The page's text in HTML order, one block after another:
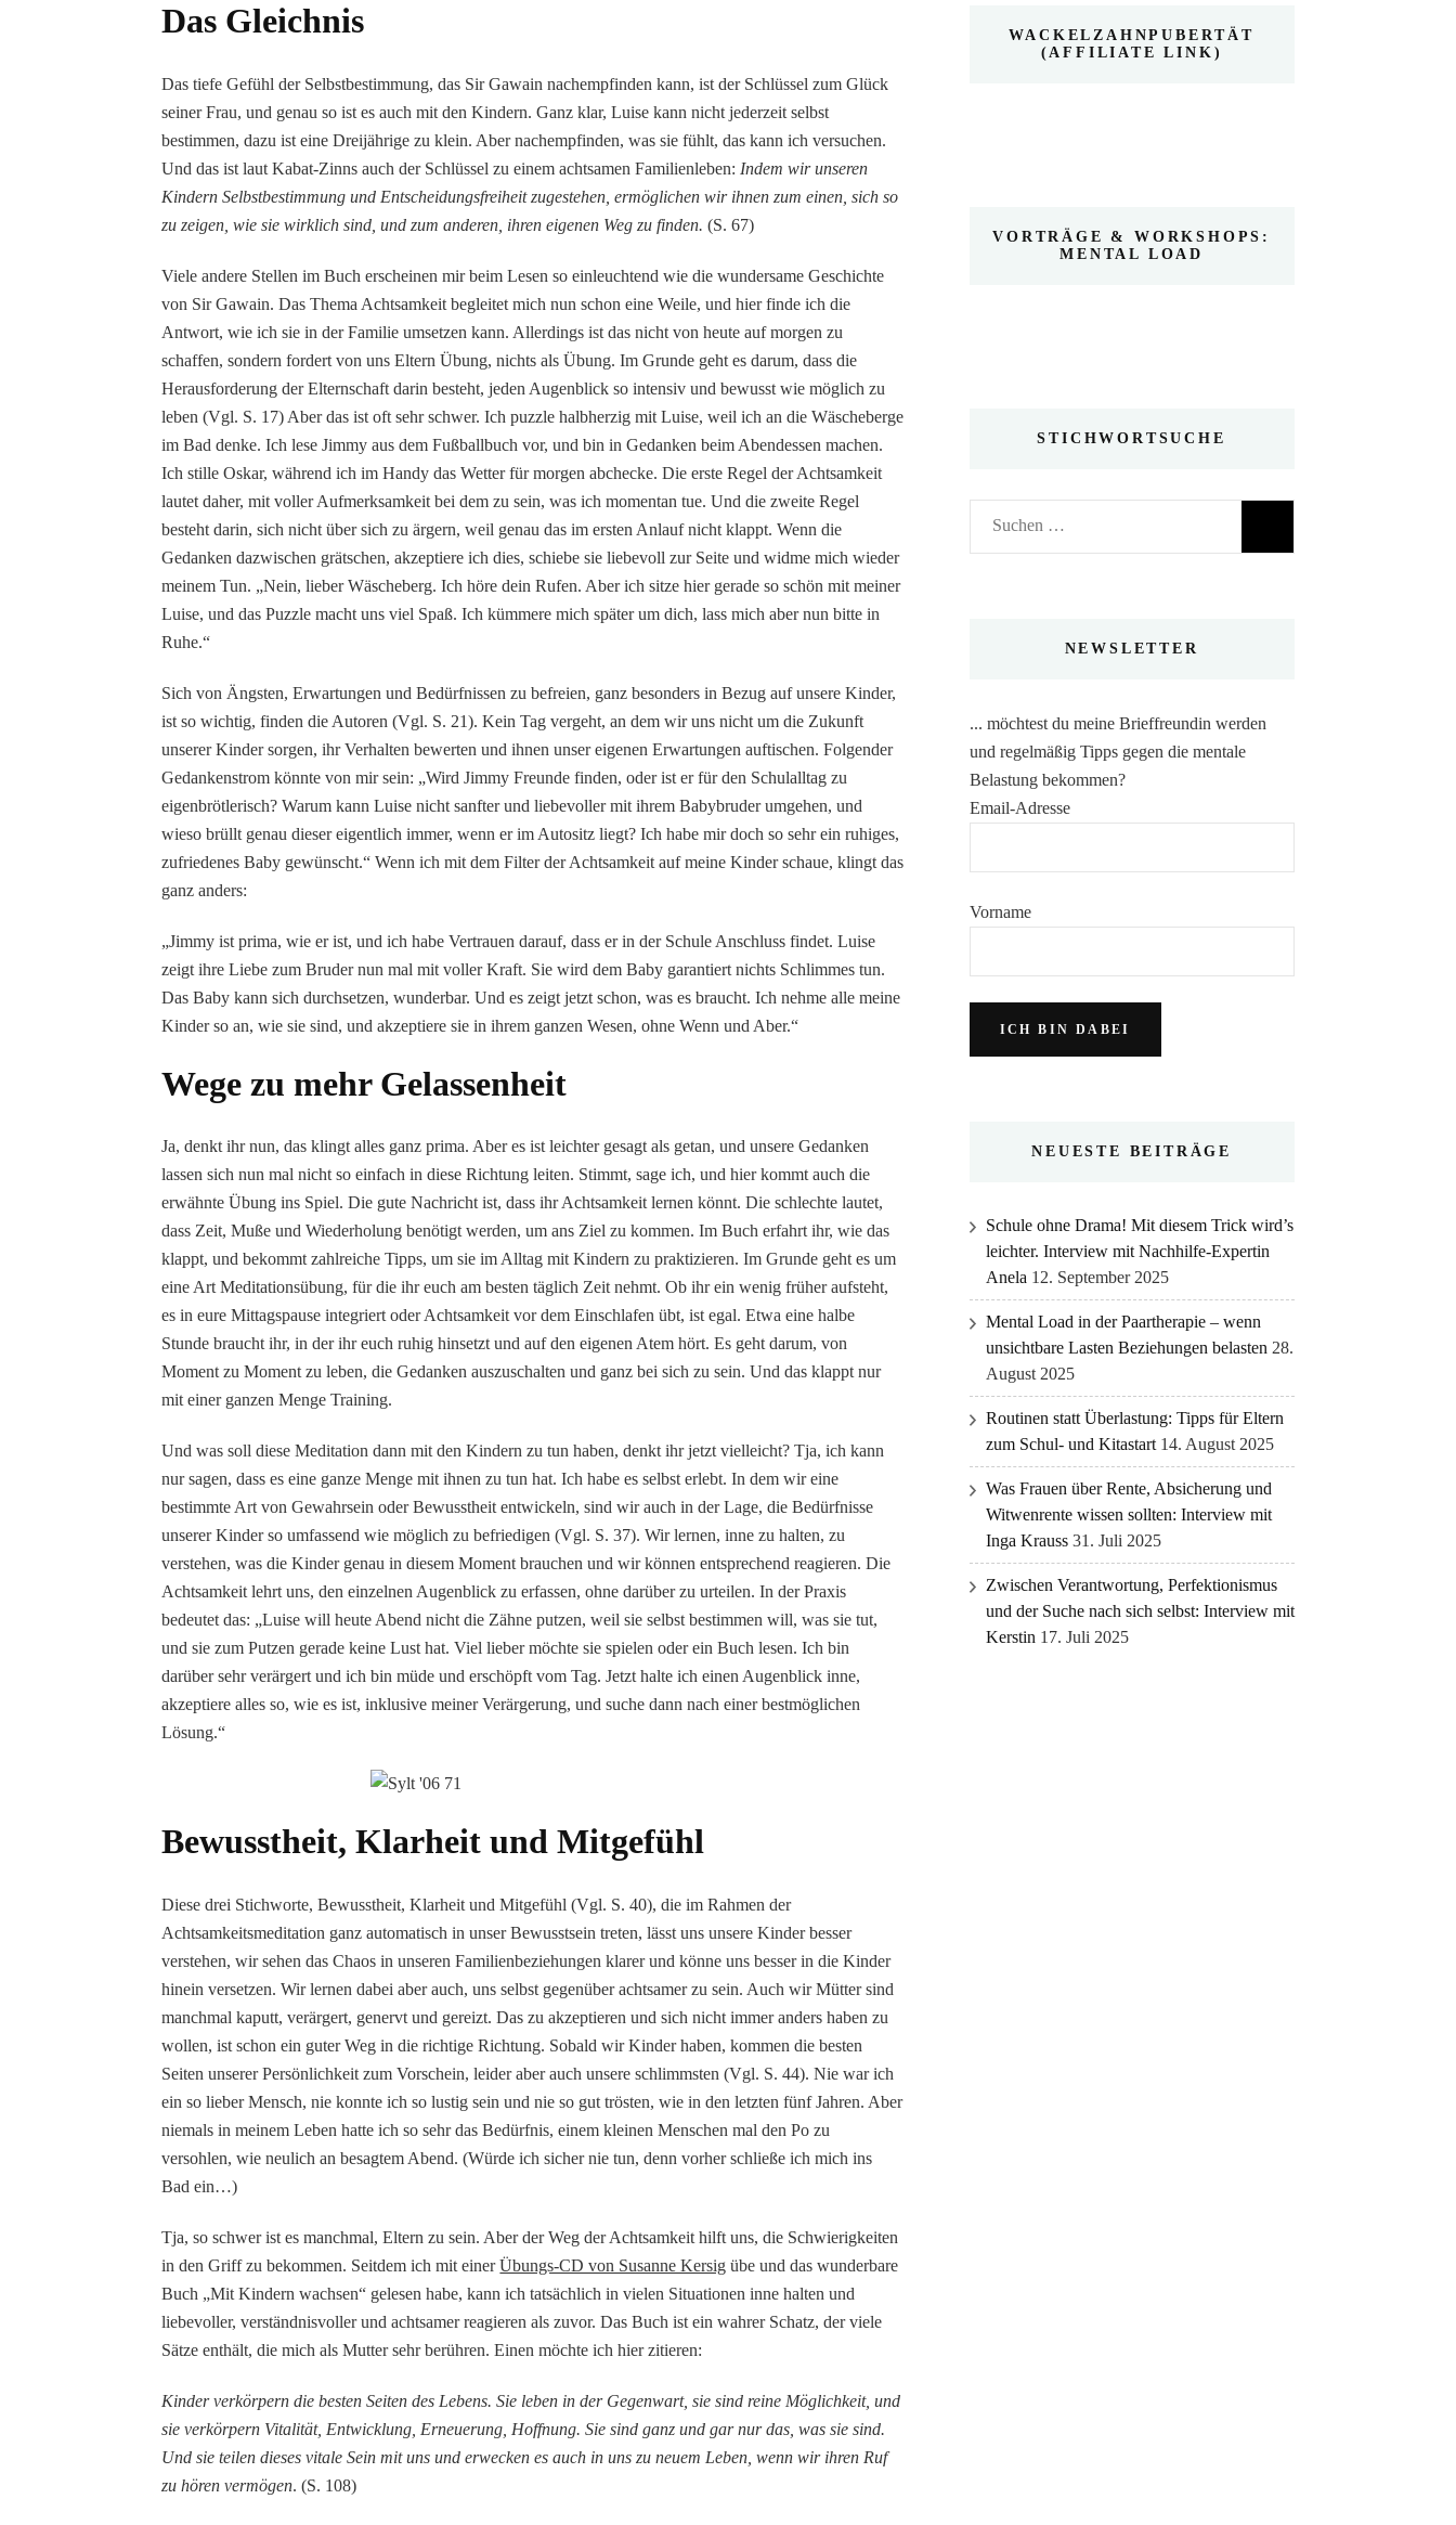
Das Gleichnis
Das tiefe Gefühl der Selbstbestimmung, das Sir Gawain nachempfinden kann, ist der Schlüssel zum Glück
seiner Frau, und genau so ist es auch mit den Kindern. Ganz klar, Luise kann nicht jederzeit selbst
bestimmen, dazu ist eine Dreijährige zu klein. Aber nachempfinden, was sie fühlt, das kann ich versuchen.
Und das ist laut Kabat-Zinns auch der Schlüssel zu einem achtsamen Familienleben: Indem wir unseren
Kindern Selbstbestimmung und Entscheidungsfreiheit zugestehen, ermöglichen wir ihnen zum einen, sich so
zu zeigen, wie sie wirklich sind, und zum anderen, ihren eigenen Weg zu finden. (S. 67)
Viele andere Stellen im Buch erscheinen mir beim Lesen so einleuchtend wie die wundersame Geschichte
von Sir Gawain. Das Thema Achtsamkeit begleitet mich nun schon eine Weile, und hier finde ich die
Antwort, wie ich sie in der Familie umsetzen kann. Allerdings ist das nicht von heute auf morgen zu
schaffen, sondern fordert von uns Eltern Übung, nichts als Übung. Im Grunde geht es darum, dass die
Herausforderung der Elternschaft darin besteht, jeden Augenblick so intensiv und bewusst wie möglich zu
leben (Vgl. S. 17) Aber das ist oft sehr schwer. Ich puzzle halbherzig mit Luise, weil ich an die Wäscheberge
im Bad denke. Ich lese Jimmy aus dem Fußballbuch vor, und bin in Gedanken beim Abendessen machen.
Ich stille Oskar, während ich im Handy das Wetter für morgen abchecke. Die erste Regel der Achtsamkeit
lautet daher, mit voller Aufmerksamkeit bei dem zu sein, was ich momentan tue. Und die zweite Regel
besteht darin, sich nicht über sich zu ärgern, weil genau das im ersten Anlauf nicht klappt. Wenn die
Gedanken dazwischen grätschen, akzeptiere ich dies, schiebe sie liebevoll zur Seite und widme mich wieder
meinem Tun. „Nein, lieber Wäscheberg. Ich höre dein Rufen. Aber ich sitze hier gerade so schön mit meiner
Luise, und das Puzzle macht uns viel Spaß. Ich kümmere mich später um dich, lass mich aber nun bitte in
Ruhe.“
Sich von Ängsten, Erwartungen und Bedürfnissen zu befreien, ganz besonders in Bezug auf unsere Kinder,
ist so wichtig, finden die Autoren (Vgl. S. 21). Kein Tag vergeht, an dem wir uns nicht um die Zukunft
unserer Kinder sorgen, ihr Verhalten bewerten und ihnen unser eigenen Erwartungen auftischen. Folgender
Gedankenstrom könnte von mir sein: „Wird Jimmy Freunde finden, oder ist er für den Schulalltag zu
eigenbrötlerisch? Warum kann Luise nicht sanfter und liebevoller mit ihrem Babybruder umgehen, und
wieso brüllt genau dieser eigentlich immer, wenn er im Autositz liegt? Ich habe mir doch so sehr ein ruhiges,
zufriedenes Baby gewünscht.“ Wenn ich mit dem Filter der Achtsamkeit auf meine Kinder schaue, klingt das
ganz anders:
„Jimmy ist prima, wie er ist, und ich habe Vertrauen darauf, dass er in der Schule Anschluss findet. Luise
zeigt ihre Liebe zum Bruder nun mal mit voller Kraft. Sie wird dem Baby garantiert nichts Schlimmes tun.
Das Baby kann sich durchsetzen, wunderbar. Und es zeigt jetzt schon, was es braucht. Ich nehme alle meine
Kinder so an, wie sie sind, und akzeptiere sie in ihrem ganzen Wesen, ohne Wenn und Aber.“
Wege zu mehr Gelassenheit
Ja, denkt ihr nun, das klingt alles ganz prima. Aber es ist leichter gesagt als getan, und unsere Gedanken
lassen sich nun mal nicht so einfach in diese Richtung leiten. Stimmt, sage ich, und hier kommt auch die
erwähnte Übung ins Spiel. Die gute Nachricht ist, dass ihr Achtsamkeit lernen könnt. Die schlechte lautet,
dass Zeit, Muße und Wiederholung benötigt werden, um ans Ziel zu kommen. Im Buch erfahrt ihr, wie das
klappt, und bekommt zahlreiche Tipps, um sie im Alltag mit Kindern zu praktizieren. Im Grunde geht es um
eine Art Meditationsübung, für die ihr euch am besten täglich Zeit nehmt. Ob ihr ein wenig früher aufsteht,
es in eure Mittagspause integriert oder Achtsamkeit vor dem Einschlafen übt, ist egal. Etwa eine halbe
Stunde braucht ihr, in der ihr euch ruhig hinsetzt und auf den eigenen Atem hört. Es geht darum, von
Moment zu Moment zu leben, die Gedanken auszuschalten und ganz bei sich zu sein. Und das klappt nur
mit einer ganzen Menge Training.
Und was soll diese Meditation dann mit den Kindern zu tun haben, denkt ihr jetzt vielleicht? Tja, ich kann
nur sagen, dass es eine ganze Menge mit ihnen zu tun hat. Ich habe es selbst erlebt. In dem wir eine
bestimmte Art von Gewahrsein oder Bewusstheit entwickeln, sind wir auch in der Lage, die Bedürfnisse
unserer Kinder so umfassend wie möglich zu befriedigen (Vgl. S. 37). Wir lernen, inne zu halten, zu
verstehen, was die Kinder genau in diesem Moment brauchen und wir können entsprechend reagieren. Die
Achtsamkeit lehrt uns, den einzelnen Augenblick zu erfassen, ohne darüber zu urteilen. In der Praxis
bedeutet das: „Luise will heute Abend nicht die Zähne putzen, weil sie selbst bestimmen will, was sie tut,
und sie zum Putzen gerade keine Lust hat. Viel lieber möchte sie spielen oder ein Buch lesen. Ich bin
darüber sehr verärgert und ich bin müde und erschöpft vom Tag. Jetzt halte ich einen Augenblick inne,
akzeptiere alles so, wie es ist, inklusive meiner Verärgerung, und suche dann nach einer bestmöglichen
Lösung.“
Bewusstheit, Klarheit und Mitgefühl
Diese drei Stichworte, Bewusstheit, Klarheit und Mitgefühl (Vgl. S. 40), die im Rahmen der
Achtsamkeitsmeditation ganz automatisch in unser Bewusstsein treten, lässt uns unsere Kinder besser
verstehen, wir sehen das Chaos in unseren Familienbeziehungen klarer und könne uns besser in die Kinder
hinein versetzen. Wir lernen dabei aber auch, uns selbst gegenüber achtsamer zu sein. Auch wir Mütter sind
manchmal kaputt, verärgert, genervt und gereizt. Das zu akzeptieren und sich nicht immer anders haben zu
wollen, ist schon ein guter Weg in die richtige Richtung. Sobald wir Kinder haben, kommen die besten
Seiten unserer Persönlichkeit zum Vorschein, leider aber auch unsere schlimmsten (Vgl. S. 44). Nie war ich
ein so lieber Mensch, nie konnte ich so lustig sein und nie so gut trösten, wie in den letzten fünf Jahren. Aber
niemals in meinem Leben hatte ich so sehr das Bedürfnis, einem kleinen Menschen mal den Po zu
versohlen, wie neulich an besagtem Abend. (Würde ich sicher nie tun, denn vorher schließe ich mich ins
Bad ein…)
Tja, so schwer ist es manchmal, Eltern zu sein. Aber der Weg der Achtsamkeit hilft uns, die Schwierigkeiten
in den Griff zu bekommen. Seitdem ich mit einerÜbungs-CD von Susanne Kersig übe und das wunderbare
Buch „Mit Kindern wachsen“ gelesen habe, kann ich tatsächlich in vielen Situationen inne halten und
liebevoller, verständnisvoller und achtsamer reagieren als zuvor. Das Buch ist ein wahrer Schatz, der viele
Sätze enthält, die mich als Mutter sehr berühren. Einen möchte ich hier zitieren:
Kinder verkörpern die besten Seiten des Lebens. Sie leben in der Gegenwart, sie sind reine Möglichkeit, und
sie verkörpern Vitalität, Entwicklung, Erneuerung, Hoffnung. Sie sind ganz und gar nur das, was sie sind.
Und sie teilen dieses vitale Sein mit uns und erwecken es auch in uns zu neuem Leben, wenn wir ihren Ruf
zu hören vermögen. (S. 108)
WACKELZAHNPUBERTÄT
(AFFILIATE LINK)
VORTRÄGE & WORKSHOPS:
MENTAL LOAD
STICHWORTSUCHE
Suchen
nach:
NEWSLETTER
... möchtest du meine Brieffreundin werden
und regelmäßig Tipps gegen die mentale
Belastung bekommen?
Email-Adresse
Vorname
NEUESTE BEITRÄGE
Schule ohne Drama! Mit diesem Trick wird’s
leichter. Interview mit Nachhilfe-Expertin
Anela 12. September 2025
Mental Load in der Paartherapie – wenn
unsichtbare Lasten Beziehungen belasten 28.
August 2025
Routinen statt Überlastung: Tipps für Eltern
zum Schul- und Kitastart 14. August 2025
Was Frauen über Rente, Absicherung und
Witwenrente wissen sollten: Interview mit
Inga Krauss 31. Juli 2025
Zwischen Verantwortung, Perfektionismus
und der Suche nach sich selbst: Interview mit
Kerstin 17. Juli 2025